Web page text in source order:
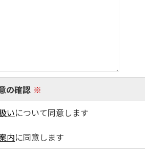
の確認 ※
いについて同意します
内に同意します